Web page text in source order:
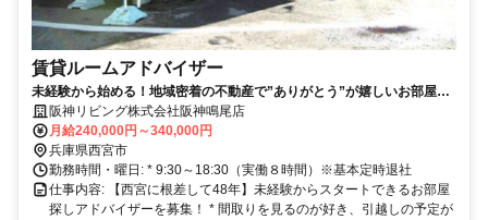
賃貸ルームアドバイザー
未経験から始める！地域密着の不動産で”ありがとう”が嬉しいお部屋探
しアドバイザー
阪神リビング株式会社阪神鳴尾店
月給240,000円～340,000円
兵庫県西宮市
勤務時間・曜日: * 9:30～18:30（実働８時間）※基本定時退社
仕事内容: 【西宮に根差して48年】未経験からスタートできるお部屋
探しアドバイザーを募集！ * 間取りを見るのが好き、引越しの予定が